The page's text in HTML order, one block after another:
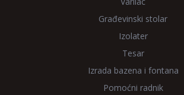
Građevinski stolar
Izolater
Tesar
Izrada bazena i fontana
Pomoćni radnik